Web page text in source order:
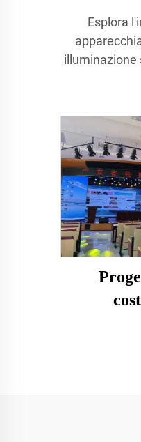
Esplora
illuminazione